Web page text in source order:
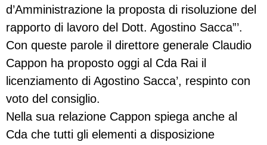
d’Amministrazione la proposta di risoluzione del
rapporto di lavoro del Dott. Agostino Sacca”’.
Con queste parole il direttore generale Claudio
Cappon ha proposto oggi al Cda Rai il
licenziamento di Agostino Sacca’, respinto con
voto del consiglio.
Nella sua relazione Cappon spiega anche al
Cda che tutti gli elementi a disposizione